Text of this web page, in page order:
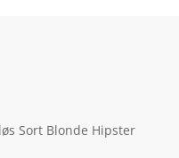
Sort Blonde Hipster